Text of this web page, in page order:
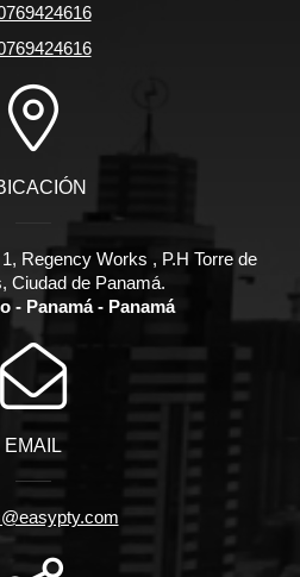
Regency Works , P.H Torre de
Ciudad de Panamá.
- Panamá - Panamá
EMAIL